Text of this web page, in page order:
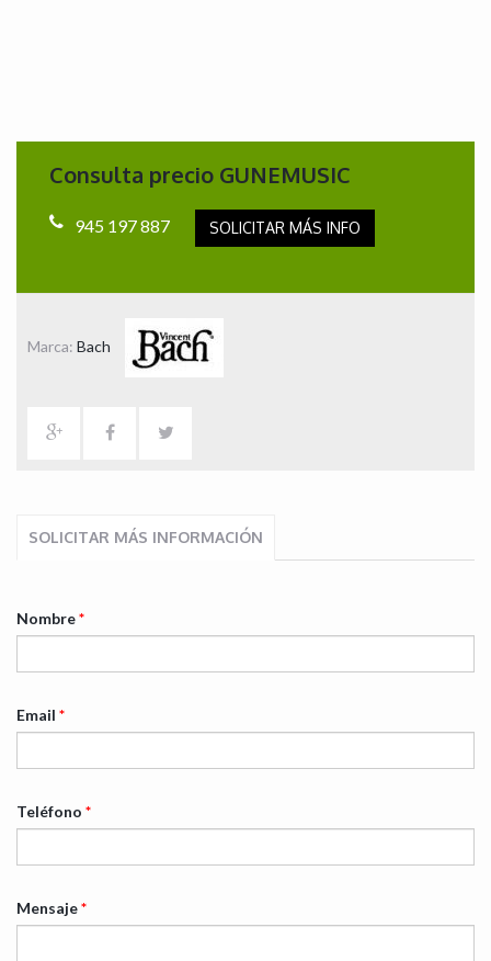
Consulta precio GUNEMUSIC
945 197 887 SOLICITAR MÁS INFO
Marca: Bach
SOLICITAR MÁS INFORMACIÓN
Nombre*
Email *
Teléfono *
Mensaje*